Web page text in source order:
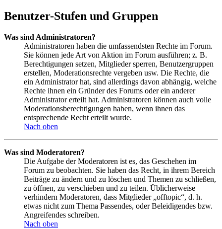
Benutzer-Stufen und Gruppen
Was sind Administratoren?
Administratoren haben die umfassendsten Rechte im Forum.
Sie können jede Art von Aktion im Forum ausführen; z. B.
Berechtigungen setzen, Mitglieder sperren, Benutzergruppen
erstellen, Moderationsrechte vergeben usw. Die Rechte, die
ein Administrator hat, sind allerdings davon abhängig, welche
Rechte ihnen ein Gründer des Forums oder ein anderer
Administrator erteilt hat. Administratoren können auch volle
Moderationsberechtigungen haben, wenn ihnen das
entsprechende Recht erteilt wurde.
Nach oben
Was sind Moderatoren?
Die Aufgabe der Moderatoren ist es, das Geschehen im
Forum zu beobachten. Sie haben das Recht, in ihrem Bereich
Beiträge zu ändern und zu löschen und Themen zu schließen,
zu öffnen, zu verschieben und zu teilen. Üblicherweise
verhindern Moderatoren, dass Mitglieder „offtopic“, d. h.
etwas nicht zum Thema Passendes, oder Beleidigendes bzw.
Angreifendes schreiben.
Nach oben